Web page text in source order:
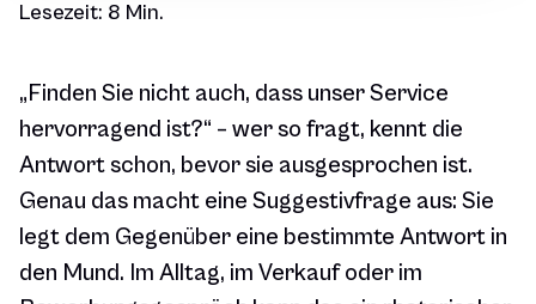
Lesezeit: 8 Min.
„Finden Sie nicht auch, dass unser Service
hervorragend ist?“ – wer so fragt, kennt die
Antwort schon, bevor sie ausgesprochen ist.
Genau das macht eine Suggestivfrage aus: Sie
legt dem Gegenüber eine bestimmte Antwort in
den Mund. Im Alltag, im Verkauf oder im